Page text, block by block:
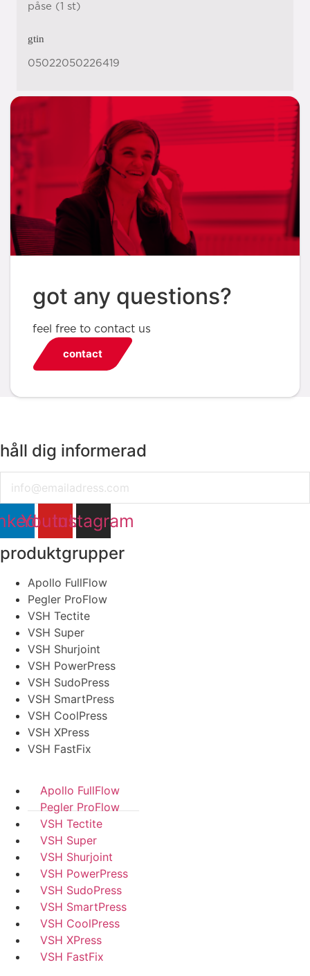
påse (1 st)
gtin
05022050226419
got any questions?
feel free to contact us
contact
håll dig informerad
Youtube
Instagram
produktgrupper
Apollo FullFlow
Pegler ProFlow
VSH Tectite
VSH Super
VSH Shurjoint
VSH PowerPress
VSH SudoPress
VSH SmartPress
VSH CoolPress
VSH XPress
VSH FastFix
Apollo FullFlow
Pegler ProFlow
VSH Tectite
VSH Super
VSH Shurjoint
VSH PowerPress
VSH SudoPress
VSH SmartPress
VSH CoolPress
VSH XPress
VSH FastFix